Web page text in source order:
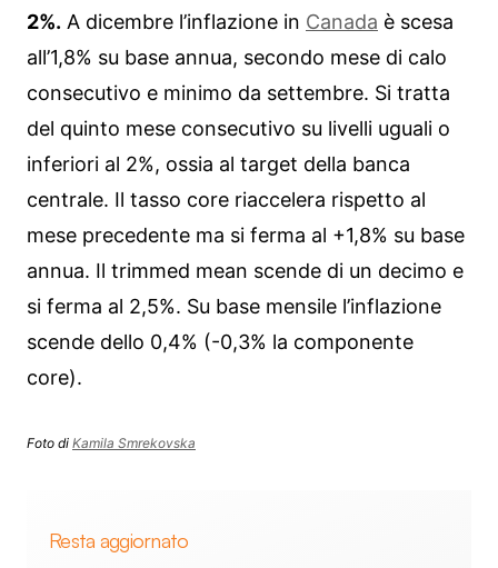
2%. A dicembre l’inflazione in Canada è scesa
all’1,8% su base annua, secondo mese di calo
consecutivo e minimo da settembre. Si tratta
del quinto mese consecutivo su livelli uguali o
inferiori al 2%, ossia al target della banca
centrale. Il tasso core riaccelera rispetto al
mese precedente ma si ferma al +1,8% su base
annua. Il trimmed mean scende di un decimo e
si ferma al 2,5%. Su base mensile l’inflazione
scende dello 0,4% (-0,3% la componente
core).
Foto di Kamila Smrekovska
Resta aggiornato